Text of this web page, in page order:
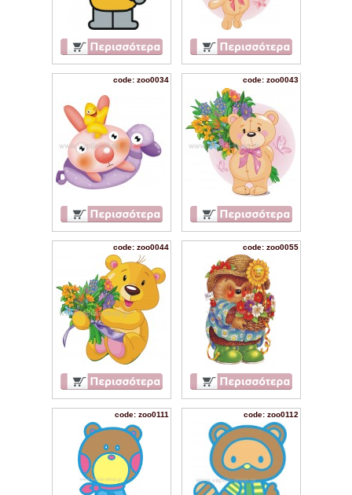
code: zoo0034 code: zoo0043
code: zoo0044 code: zoo0055
code: zoo0111 code: zoo0112